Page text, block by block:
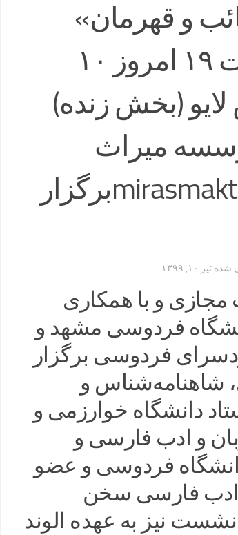
و قهرمان»
برگزار می‌شود.‌ساعت ۱۹ امروز ۱۰
در بخش لایو (بخش زنده)
میراث
مکتوب به نشانیmirasmaktoobبرگزار
شده تیر ۱۰, ۱۳۹۹
و با همکاری
فردوسی مشهد و
فردوسی برگزار
و
دانشگاه خوارزمی و
و ادب فارسی و
فردوسی و عضو
ادب فارسی سخن
نیز به عهده الوند